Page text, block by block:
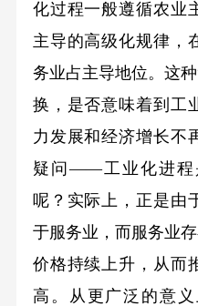
化过程一般遵循农业
主导的高级化规律，
务业占主导地位。这
换，是否意味着到工
力发展和经济增长不
疑问——工业化进程
呢？实际上，正是由
于服务业，而服务业
价格持续上升，从而
高。从更广泛的意